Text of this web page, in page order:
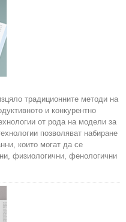
традиционните методи на
и конкурентно
от рода на модели за
позволяват набиране
които могат да се
физиологични, фенологични